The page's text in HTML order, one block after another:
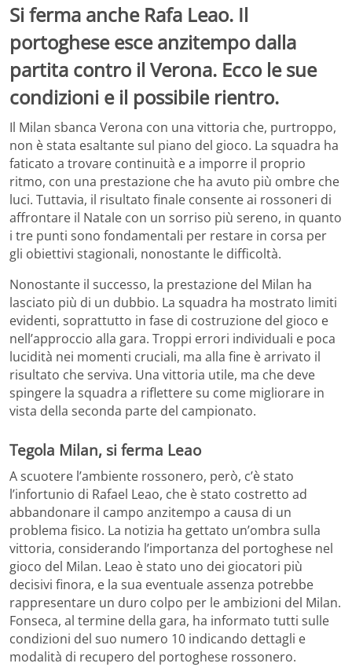
Si ferma anche Rafa Leao. Il
portoghese esce anzitempo dalla
partita contro il Verona. Ecco le sue
condizioni e il possibile rientro.
Il Milan sbanca Verona con una vittoria che, purtroppo,
non è stata esaltante sul piano del gioco. La squadra ha
faticato a trovare continuità e a imporre il proprio
ritmo, con una prestazione che ha avuto più ombre che
luci. Tuttavia, il risultato finale consente ai rossoneri di
affrontare il Natale con un sorriso più sereno, in quanto
i tre punti sono fondamentali per restare in corsa per
gli obiettivi stagionali, nonostante le difficoltà.
Nonostante il successo, la prestazione del Milan ha
lasciato più di un dubbio. La squadra ha mostrato limiti
evidenti, soprattutto in fase di costruzione del gioco e
nell’approccio alla gara. Troppi errori individuali e poca
lucidità nei momenti cruciali, ma alla fine è arrivato il
risultato che serviva. Una vittoria utile, ma che deve
spingere la squadra a riflettere su come migliorare in
vista della seconda parte del campionato.
Tegola Milan, si ferma Leao
A scuotere l’ambiente rossonero, però, c’è stato
l’infortunio di Rafael Leao, che è stato costretto ad
abbandonare il campo anzitempo a causa di un
problema fisico. La notizia ha gettato un’ombra sulla
vittoria, considerando l’importanza del portoghese nel
gioco del Milan. Leao è stato uno dei giocatori più
decisivi finora, e la sua eventuale assenza potrebbe
rappresentare un duro colpo per le ambizioni del Milan.
Fonseca, al termine della gara, ha informato tutti sulle
condizioni del suo numero 10 indicando dettagli e
modalità di recupero del portoghese rossonero.